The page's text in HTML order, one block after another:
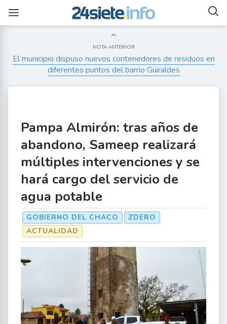
NOTA ANTERIOR
El municipio dispuso nuevos contenedores de residuos en
diferentes puntos del barrio Güiraldes
Pampa Almirón: tras años de
abandono, Sameep realizará
múltiples intervenciones y se
hará cargo del servicio de
agua potable
GOBIERNO DEL CHACO
ZDERO
ACTUALIDAD